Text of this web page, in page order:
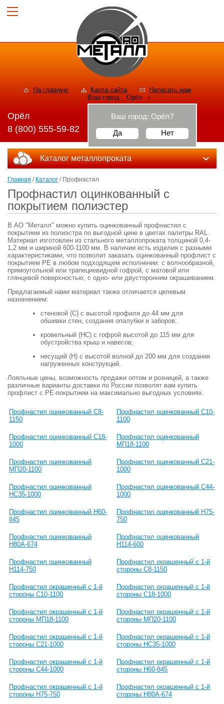
На главную Карта сайта
Написать нам
Ваш город:
Орёл
Ваш город: Орёл?
Да
Нет
Орёл
8 (800) 555-59-82
Каталог металлопроката
Главная / Каталог / Профнастил
Профнастил оцинкованный с
покрытием полиэстер
В АО "Металл" можно купить оцинкованный профнастил с
покрытием из полиэстра по выгодной цене в цветах палитры RAL.
Материал изготовлен из стального металлопроката толщиной 0,4-
1,2 мм и шириной 600-1100 мм. В наличии есть изделия с разными
характеристиками, что позволит заказать оцинкованный профлист с
покрытием РЕ в любом подходящем исполнении: с волнообразной,
прямоугольной или трапециевидной гофрой, с матовой или
глянцевой поверхностью, с одно- или двусторонним окрашиванием.
Предлагаемый нами материал также отличается целевым
назначением:
стеновой (С) с высотой профиля до 44 мм для
обшивки стен, создания опалубки и заборов;
кровельный (НС) с гофрой высотой до 115 мм для
обустройства крыш и навесов;
несущий (Н) с высотой волной до 200 мм для создания
нагруженных конструкций.
Лояльные цены, возможность продажи оптом и розницей, а также
различные варианты доставки по России позволят вам купить
профлист с РЕ-покрытием на максимально выгодных условиях.
Профнастил оцинкованный С8-
1150
Профнастил оцинкованный С10-
1100
Профнастил оцинкованный С18-
1000
Профнастил оцинкованный
МП18-1100
Профнастил оцинкованный
МП20-1100
Профнастил оцинкованный C21-
1000
Профнастил оцинкованный
НС35-1000
Профнастил оцинкованный С44-
1000
Профнастил оцинкованный Н60-
845
Профнастил оцинкованный Н75-
750
Профнастил оцинкованный
Н80А-674
Профнастил оцинкованный
Н114-600
Профнастил оцинкованный
Н114-750
Профнастил окрашенный с 1-й
стороны С8-1150
Профнастил окрашенный с 1-й
стороны С10-1100
Профнастил окрашенный с 1-й
стороны С18-1000
Профнастил окрашенный с 1-й
стороны МП18-1100
Профнастил окрашенный с 1-й
стороны МП20-1100
Профнастил окрашенный с 1-й
стороны C21-1000
Профнастил окрашенный с 1-й
стороны НС35-1000
Профнастил окрашенный с 1-й
стороны С44-1000
Профнастил окрашенный с 1-й
стороны Н60-845
Профнастил окрашенный с 1-й
стороны Н75-750
Профнастил окрашенный с 1-й
стороны Н80А-674